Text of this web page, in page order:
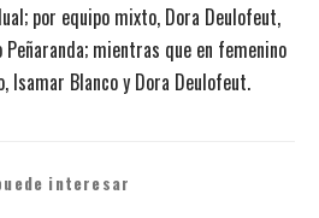
por equipo mixto, Dora Deulofeut,
Peñaranda; mientras que en femenino
Isamar Blanco y Dora Deulofeut.
interesar